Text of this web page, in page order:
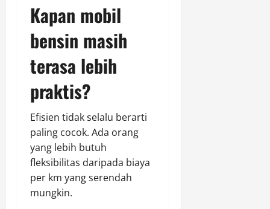
Kapan mobil
bensin masih
terasa lebih
praktis?
Efisien tidak selalu berarti
paling cocok. Ada orang
yang lebih butuh
fleksibilitas daripada biaya
per km yang serendah
mungkin.